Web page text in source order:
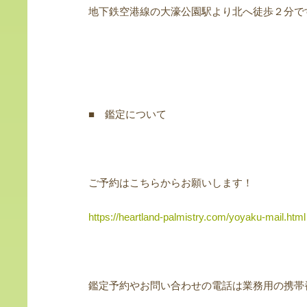
地下鉄空港線の大濠公園駅より北へ徒歩２分で
■ 鑑定について
ご予約はこちらからお願いします！
https://heartland-palmistry.com/yoyaku-mail.html
鑑定予約やお問い合わせの電話は業務用の携帯